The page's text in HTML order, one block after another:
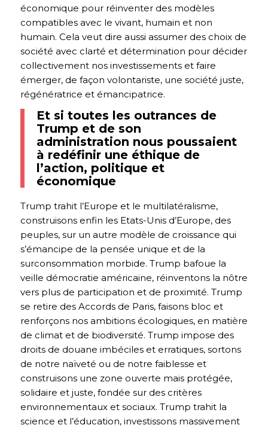
économique pour réinventer des modèles
compatibles avec le vivant, humain et non
humain. Cela veut dire aussi assumer des choix de
société avec clarté et détermination pour décider
collectivement nos investissements et faire
émerger, de façon volontariste, une société juste,
régénératrice et émancipatrice.
Et si toutes les outrances de
Trump et de son
administration nous poussaient
à redéfinir une éthique de
l’action, politique et
économique
Trump trahit l’Europe et le multilatéralisme,
construisons enfin les Etats-Unis d’Europe, des
peuples, sur un autre modèle de croissance qui
s’émancipe de la pensée unique et de la
surconsommation morbide. Trump bafoue la
veille démocratie américaine, réinventons la nôtre
vers plus de participation et de proximité. Trump
se retire des Accords de Paris, faisons bloc et
renforçons nos ambitions écologiques, en matière
de climat et de biodiversité. Trump impose des
droits de douane imbéciles et erratiques, sortons
de notre naïveté ou de notre faiblesse et
construisons une zone ouverte mais protégée,
solidaire et juste, fondée sur des critères
environnementaux et sociaux. Trump trahit la
science et l’éducation, investissons massivement